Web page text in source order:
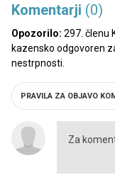
Komentarji (0)
Opozorilo: 297. členu
kazensko odgovoren
nestrpnosti.
PRAVILA ZA OBJAVO